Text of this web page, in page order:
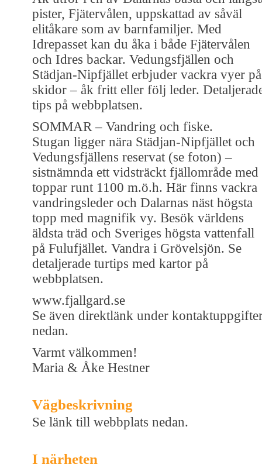
pister, Fjätervålen, uppskattad av såväl
elitåkare som av barnfamiljer. Med
Idrepasset kan du åka i både Fjätervålen
och Idres backar. Vedungsfjällen och
Städjan-Nipfjället erbjuder vackra vyer på
skidor – åk fritt eller följ leder.
tips på webbplatsen.
SOMMAR – Vandring och fiske.
Stugan ligger nära Städjan-Nipfjället och
Vedungsfjällens reservat (se foton) –
sistnämnda ett vidsträckt fjällområde med
toppar runt 1100 m.ö.h. Här finns vackra
vandringsleder och Dalarnas näst högsta
topp med magnifik vy. Besök världens
äldsta träd och Sveriges högsta vattenfall
på Fulufjället. Vandra i Grövelsjön. Se
detaljerade turtips med kartor på
webbplatsen.
www.fjallgard.se
Se även direktlänk under
nedan.
Varmt välkommen!
Maria & Åke Hestner
Vägbeskrivning
Se länk till webbplats nedan.
I närheten